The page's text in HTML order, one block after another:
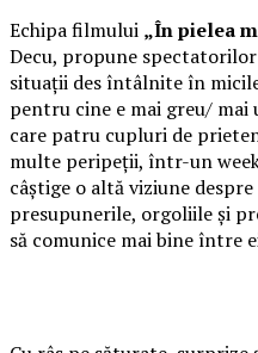
Echipa filmului „În pielea
Decu, propune
situații des întâlnite în
pentru cine e mai greu/ mai
care patru cupluri de
multe peripeții, într-un
câștige o altă viziune
presupunerile, orgoliile și
să comunice mai bine între